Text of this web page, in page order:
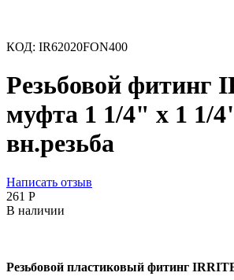
КОД: IR62020FON400
Резьбовой фитинг
муфта 1 1/4" х 1 1/
вн.резьба
Написать отзыв
‍261‍ Р
В наличии
Резьбовой пластиковый фитинг